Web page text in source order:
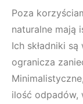
Poza
naturalne mają
Ich składniki
ogranicza
ilość odpadów,